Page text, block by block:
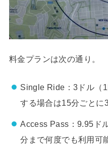
料金プランは次の通り。
Single Ride：3ドル（
する場合は15分ごとに
Access Pass：9.95ド
分まで何度でも利用可